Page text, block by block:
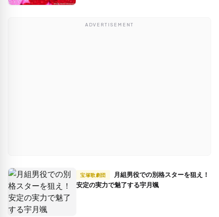
ADVERTISEMENT
宝塚歌劇団
安定の実力で魅了する宇月颯